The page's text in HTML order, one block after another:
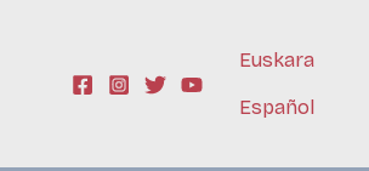
Euskara
Español